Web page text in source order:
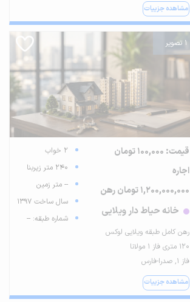
مشاهده جزییات
1 تصویر
قیمت: 100,000 تومان
اجاره
1,200,000,000 تومان رهن
خانه حیاط دار ویلایی
رهن کامل طبقه ویلایی لوکس
۱۲۰ متری فاز ۱ مولانا
فاز ۱, صدرا-فارس
مشاهده جزییات
2 خواب
240 متر زیربنا
-- متر زمین
سال ساخت 1397
شماره طبقه: --